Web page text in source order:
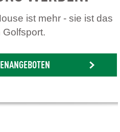
ist mehr - sie ist das
Golfsport.